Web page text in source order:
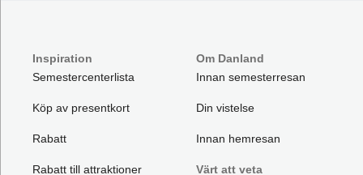
Semester för 2
Inspiration
Semestercenterlista
Köp av presentkort
Rabatt
Rabatt till attraktioner
Om Danland
Innan semesterresan
Din vistelse
Innan hemresan
Värt att veta